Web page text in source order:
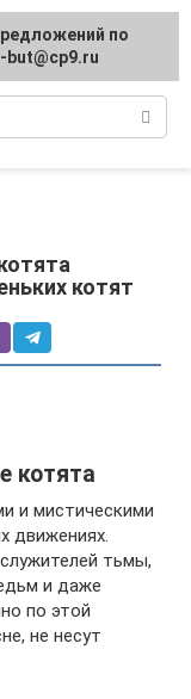
котят
котята
и мистическими
движениях.
тьмы,
и даже
по этой
не несут
по
but@cp9.ru